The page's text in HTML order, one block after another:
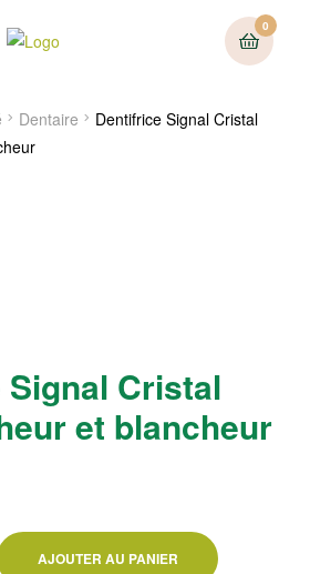
0
Dentaire
Dentifrice Signal Cristal
Cristal
et blancheur
AJOUTER AU PANIER